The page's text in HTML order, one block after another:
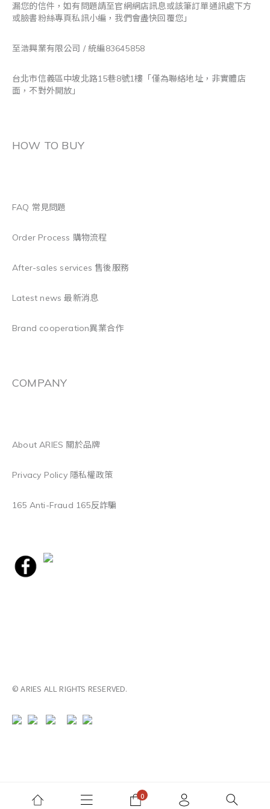
漏您的信件，如有問題請至官網網店訊息或該筆訂單通訊處下方
或臉書粉絲專頁私訊小編，我們會盡快回覆您」
至浩興業有限公司 / 統編83645858
台北市信義區中坡北路15巷8號1樓「僅為聯絡地址，非實體店
面，不對外開放」
HOW TO BUY
FAQ 常見問題
Order Process 購物流程
After-sales services 售後服務
Latest news 最新消息
Brand cooperation異業合作
COMPANY
About ARIES 關於品牌
Privacy Policy 隱私權政策
165 Anti-Fraud 165反詐騙
© ARIES ALL RIGHTS RESERVED.